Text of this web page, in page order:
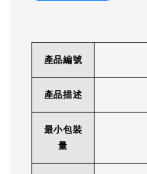
產品編號
產品描述
最小包裝
量